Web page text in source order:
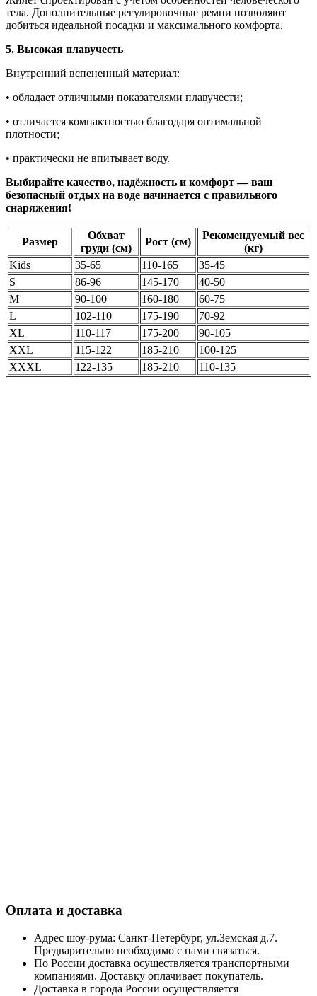
тела. Дополнительные регулировочные ремни позволяют
добиться идеальной посадки и максимального комфорта.
5. Высокая плавучесть
Внутренний вспененный материал:
• обладает отличными показателями плавучести;
• отличается компактностью благодаря оптимальной
плотности;
• практически не впитывает воду.
Выбирайте качество, надёжность и комфорт — ваш
безопасный отдых на воде начинается с правильного
снаряжения!
Размер
Обхват
груди (см)
Рост (см)
Рекомендуемый вес
(кг)
Kids
35-65 110-165
35-45
S
86-96 145-170
40-50
M
90-100 160-180
60-75
L
102-110 175-190
70-92
XL
110-117 175-200
90-105
XXL
115-122 185-210
100-125
XXXL
122-135 185-210 110-135
Оплата и доставка
Адрес шоу-рума: Санкт-Петербург, ул.Земская д.7.
Предварительно необходимо с нами связаться.
По России доставка осуществляется транспортными
компаниями. Доставку оплачивает покупатель.
Доставка в города России осуществляется